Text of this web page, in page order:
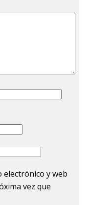
electrónico y web
vez que